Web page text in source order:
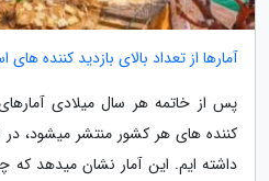
آمارها از تعداد بالای بازدید کننده های
پس از خاتمه هر سال میلادی
کننده های هر کشور منتشر میشود، در